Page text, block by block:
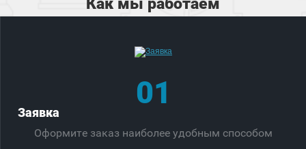
01
Заявка
Оформите заказ наиболее удобным способом